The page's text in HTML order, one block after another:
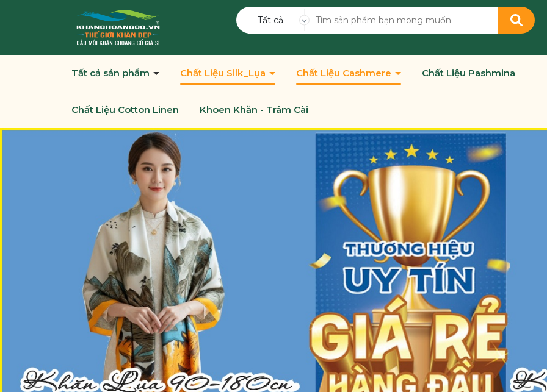
Tất cả
Tất cả sản phẩm Chất Liệu Silk_Lụa Chất Liệu Cashmere Chất Liệu Pashmina
Chất Liệu Cotton Linen Khoen Khăn - Trâm Cài